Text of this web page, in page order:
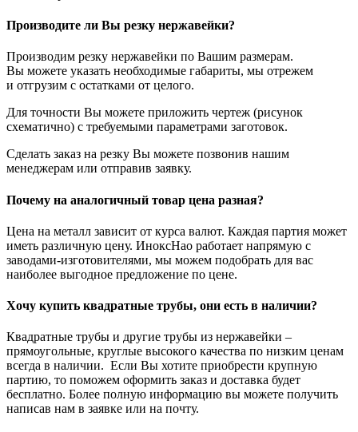
Производите ли Вы резку нержавейки?
Производим резку нержавейки по Вашим размерам.
Вы можете указать необходимые габариты, мы отрежем
и отгрузим с остатками от целого.
Для точности Вы можете приложить чертеж (рисунок
схематично) с требуемыми параметрами заготовок.
Сделать заказ на резку Вы можете позвонив нашим
менеджерам или отправив заявку.
Почему на аналогичный товар цена разная?
Цена на металл зависит от курса валют. Каждая партия может
иметь различную цену. ИноксНао работает напрямую с
заводами-изготовителями, мы можем подобрать для вас
наиболее выгодное предложение по цене.
Хочу купить квадратные трубы, они есть в наличии?
Квадратные трубы и другие трубы из нержавейки –
прямоугольные, круглые высокого качества по низким ценам
всегда в наличии. Если Вы хотите приобрести крупную
партию, то поможем оформить заказ и доставка будет
бесплатно. Более полную информацию вы можете получить
написав нам в заявке или на почту.